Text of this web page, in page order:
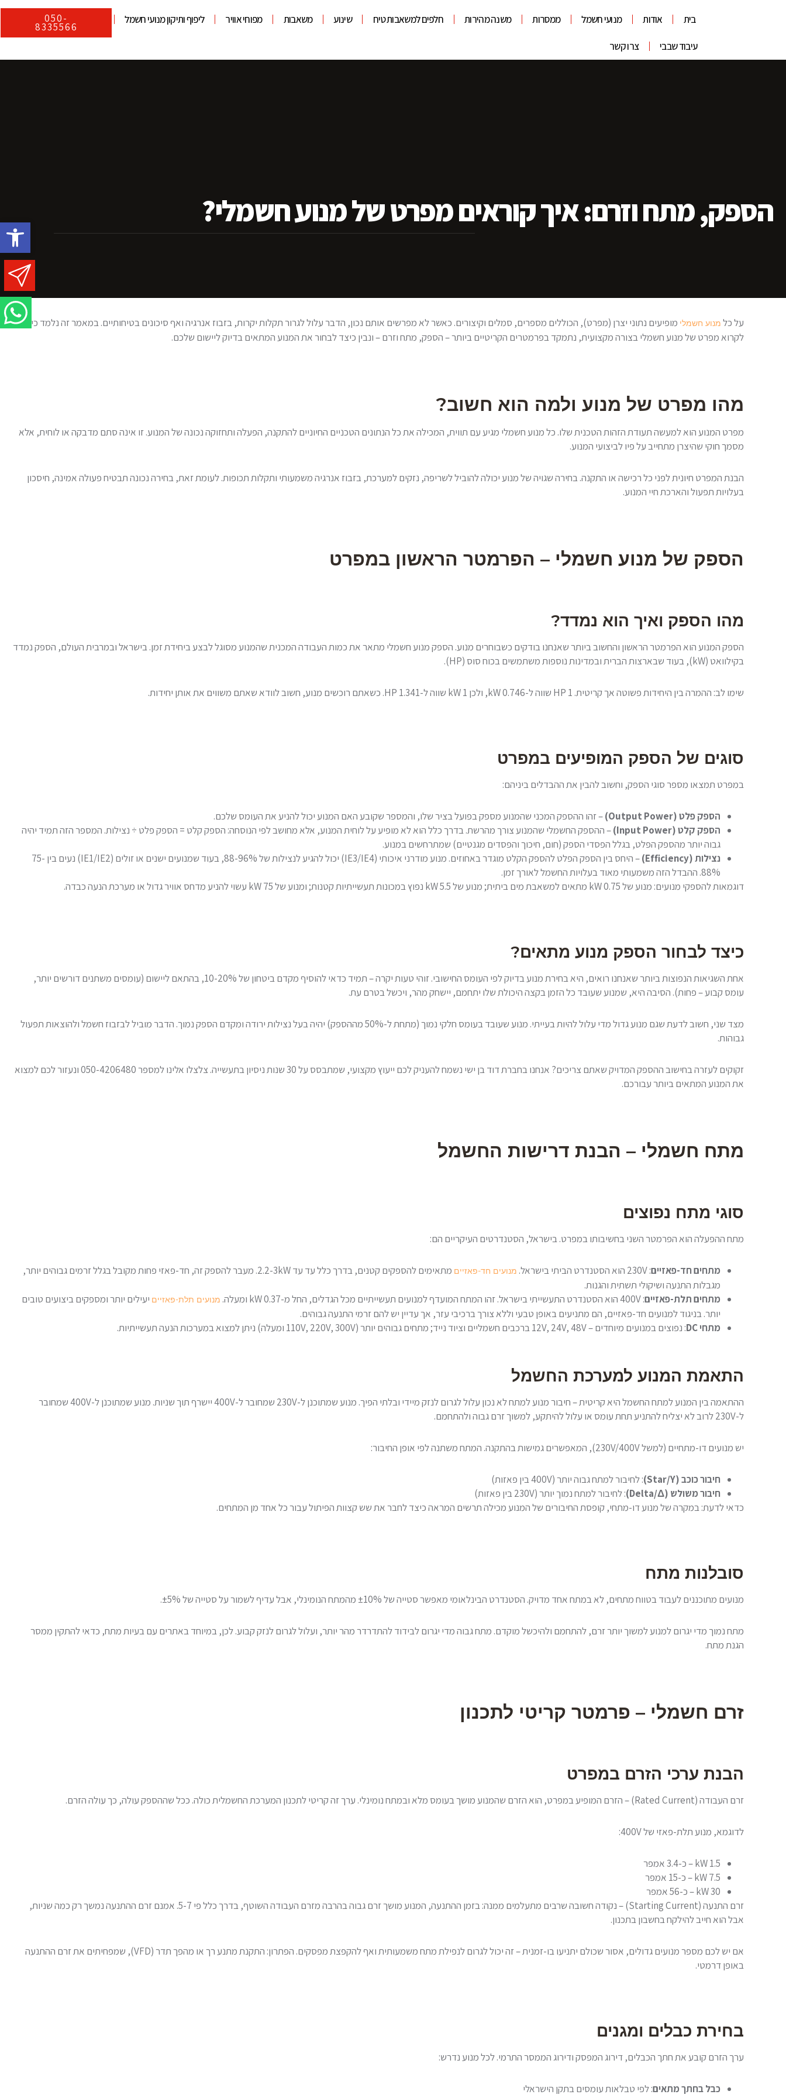
פתח
בית אודות מנועי חשמל ממסרות משנה מהירות חלפים למשאבות טיח שינוע משאבות מפוחי אוויר ליפוף ותיקון מנועי חשמל
עיבוד שבבי צרו קשר
050-
8335566
הספק, מתח וזרם: איך קוראים מפרט של מנוע חשמלי?
על כל מנוע חשמלי מופיעים נתוני יצרן (מפרט), הכוללים מספרים, סמלים וקיצורים. כאשר לא מפרשים אותם נכון, הדבר עלול לגרור תקלות יקרות, בזבוז אנרגיה ואף סיכונים בטיחותיים. במאמר זה נלמד כיצד
לקרוא מפרט של מנוע חשמלי בצורה מקצועית, נתמקד בפרמטרים הקריטיים ביותר – הספק, מתח וזרם – ונבין כיצד לבחור את המנוע המתאים בדיוק ליישום שלכם.
מהו מפרט של מנוע ולמה הוא חשוב?
מפרט המנוע הוא למעשה תעודת הזהות הטכנית שלו. כל מנוע חשמלי מגיע עם תווית, המכילה את כל הנתונים הטכניים החיוניים להתקנה, הפעלה ותחזוקה נכונה של המנוע. זו אינה סתם מדבקה או לוחית, אלא
מסמך חוקי שהיצרן מתחייב על פיו לביצועי המנוע.
הבנת המפרט חיונית לפני כל רכישה או התקנה. בחירה שגויה של מנוע יכולה להוביל לשריפה, נזקים למערכת, בזבוז אנרגיה משמעותי ותקלות תכופות. לעומת זאת, בחירה נכונה תבטיח פעולה אמינה, חיסכון
בעלויות תפעול והארכת חיי המנוע.
הספק של מנוע חשמלי – הפרמטר הראשון במפרט
מהו הספק ואיך הוא נמדד?
הספק המנוע הוא הפרמטר הראשון והחשוב ביותר שאנחנו בודקים כשבוחרים מנוע. הספק מנוע חשמלי מתאר את כמות העבודה המכנית שהמנוע מסוגל לבצע ביחידת זמן. בישראל ובמרבית העולם, הספק נמדד
בקילוואט (kW), בעוד שבארצות הברית ובמדינות נוספות משתמשים בכוח סוס (HP).
שימו לב: ההמרה בין היחידות פשוטה אך קריטית. 1 HP שווה ל-0.746 kW, ולכן 1 kW שווה ל-1.341 HP. כשאתם רוכשים מנוע, חשוב לוודא שאתם משווים את אותן יחידות.
סוגים של הספק המופיעים במפרט
במפרט תמצאו מספר סוגי הספק, וחשוב להבין את ההבדלים ביניהם:
הספק פלט (Output Power)
– זהו ההספק המכני שהמנוע מספק בפועל בציר שלו, והמספר שקובע האם המנוע יכול להניע את העומס שלכם.
הספק קלט (Input Power)
– ההספק החשמלי שהמנוע צורך מהרשת. בדרך כלל הוא לא מופיע על לוחית המנוע, אלא מחושב לפי הנוסחה: הספק קלט = הספק פלט ÷ נצילות. המספר הזה תמיד יהיה
גבוה יותר מהספק הפלט, בגלל הפסדי הספק (חום, חיכוך והפסדים מגנטיים) שמתרחשים במנוע.
נצילות (Efficiency)
– היחס בין הספק הפלט להספק הקלט מוגדר באחוזים. מנוע מודרני איכותי (IE3/IE4) יכול להגיע לנצילות של 88-96%, בעוד שמנועים ישנים או זולים (IE1/IE2) נעים בין 75-
88%. ההבדל הזה משמעותי מאוד בעלויות החשמל לאורך זמן.
דוגמאות להספקי מנועים: מנוע של 0.75 kW מתאים למשאבת מים ביתית; מנוע של 5.5 kW נפוץ במכונות תעשייתיות קטנות; ומנוע של 75 kW עשוי להניע מדחס אוויר גדול או מערכת הנעה כבדה.
כיצד לבחור הספק מנוע מתאים?
אחת השגיאות הנפוצות ביותר שאנחנו רואים, היא בחירת מנוע בדיוק לפי העומס החישובי. זוהי טעות יקרה – תמיד כדאי להוסיף מקדם ביטחון של 10-20%, בהתאם ליישום (עומסים משתנים דורשים יותר,
עומס קבוע – פחות). הסיבה היא, שמנוע שעובד כל הזמן בקצה היכולת שלו יתחמם, יישחק מהר, ויכשל בטרם עת.
מצד שני, חשוב לדעת שגם מנוע גדול מדי עלול להיות בעייתי. מנוע שעובד בעומס חלקי נמוך (מתחת ל-50% מההספק) יהיה בעל נצילות ירודה ומקדם הספק נמוך. הדבר מוביל לבזבוז חשמל ולהוצאות תפעול
גבוהות.
זקוקים לעזרה בחישוב ההספק המדויק שאתם צריכים? אנחנו בחברת דוד בן ישי נשמח להעניק לכם ייעוץ מקצועי, שמתבסס על 30 שנות ניסיון בתעשייה. צלצלו אלינו למספר 050-4206480 ונעזור לכם למצוא
את המנוע המתאים ביותר עבורכם.
מתח חשמלי – הבנת דרישות החשמל
סוגי מתח נפוצים
מתח ההפעלה הוא הפרמטר השני בחשיבותו במפרט. בישראל, הסטנדרטים העיקריים הם:
מתחים חד-פאזיים: 230V הוא הסטנדרט הביתי בישראל. מנועים חד-פאזיים
מתאימים להספקים קטנים, בדרך כלל עד עד 2.2-3kW. מעבר להספק זה, חד-פאזי פחות מקובל בגלל זרמים גבוהים יותר,
מגבלות התנעה ושיקולי תשתית והגנות.
מתחים תלת-פאזיים: 400V הוא הסטנדרט התעשייתי בישראל. זהו המתח המועדף למנועים תעשייתיים מכל הגדלים, החל מ-0.37 kW ומעלה. מנועים תלת-פאזיים יעילים יותר ומספקים ביצועים טובים
יותר. בניגוד למנועים חד-פאזיים, הם מתניעים באופן טבעי וללא צורך ברכיבי עזר, אך עדיין יש להם זרמי התנעה גבוהים.
מתחי DC
: נפוצים במנועים מיוחדים – 12V, 24V, 48V ברכבים חשמליים וציוד נייד; מתחים גבוהים יותר (110V, 220V, 300V ומעלה) ניתן למצוא במערכות הנעה תעשייתיות.
התאמת המנוע למערכת החשמל
ההתאמה בין המנוע למתח החשמל היא קריטית – חיבור מנוע למתח לא נכון עלול לגרום לנזק מיידי ובלתי הפיך. מנוע שמתוכנן ל-230V שמחובר ל-400V יישרף תוך שניות. מנוע שמתוכנן ל-400V שמחובר
ל-230V לרוב לא יצליח להתניע תחת עומס או עלול להיתקע, למשוך זרם גבוה ולהתחמם.
יש מנועים דו-מתחיים (למשל 230V/400V), המאפשרים גמישות בהתקנה. המתח משתנה לפי אופן החיבור:
חיבור כוכב (Star/Y)
: לחיבור למתח גבוה יותר (400V בין פאזות)
חיבור משולש (Delta/Δ)
: לחיבור למתח נמוך יותר (230V בין פאזות)
כדאי לדעת: במקרה של מנוע דו-מתחי, קופסת החיבורים של המנוע מכילה תרשים המראה כיצד לחבר את שש קצוות הפיתול עבור כל אחד מן המתחים.
סובלנות מתח
מנועים מתוכננים לעבוד בטווח מתחים, לא במתח אחד מדויק. הסטנדרט הבינלאומי מאפשר סטייה של ±10% מהמתח הנומינלי, אבל עדיף לשמור על סטייה של ±5%.
מתח נמוך מדי יגרום למנוע למשוך יותר זרם, להתחמם ולהיכשל מוקדם. מתח גבוה מדי יגרום לבידוד להתדרדר מהר יותר, ועלול לגרום לנזק קבוע. לכן, במיוחד באתרים עם בעיות מתח, כדאי להתקין ממסר
הגנת מתח.
זרם חשמלי – פרמטר קריטי לתכנון
הבנת ערכי הזרם במפרט
זרם העבודה (Rated Current) – הזרם המופיע במפרט, הוא הזרם שהמנוע מושך בעומס מלא ובמתח נומינלי. ערך זה קריטי לתכנון המערכת החשמלית כולה. ככל שההספק עולה, כך עולה הזרם.
לדוגמא, מנוע תלת-פאזי של 400V:
1.5 kW – כ-3.4 אמפר
7.5 kW – כ-15 אמפר
30 kW – כ-56 אמפר
זרם התנעה (Starting Current) – נקודה חשובה שרבים מתעלמים ממנה: בזמן ההתנעה, המנוע מושך זרם גבוה בהרבה מזרם העבודה השוטף, בדרך כלל פי 5-7. אמנם זרם ההתנעה נמשך רק כמה שניות,
אבל הוא חייב להילקח בחשבון בתכנון.
אם יש לכם מספר מנועים גדולים, אסור שכולם יתניעו בו-זמנית – זה יכול לגרום לנפילת מתח משמעותית ואף להקפצת מפסקים. הפתרון: התקנת מתנע רך או מהפך תדר (VFD), שמפחיתים את זרם ההתנעה
באופן דרמטי.
בחירת כבלים ומגנים
ערך הזרם קובע את חתך הכבלים, דירוג המפסק ודירוג הממסר התרמי. לכל מנוע נדרש:
כבל בחתך מתאים: לפי טבלאות עומסים בתקן הישראלי